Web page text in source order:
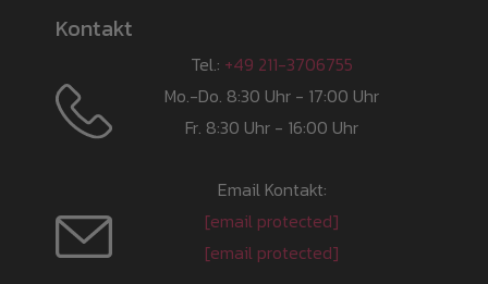
Kontakt
Tel.: +49 211-3706755
Mo.-Do. 8:30 Uhr - 17:00 Uhr
Fr. 8:30 Uhr - 16:00 Uhr
Email Kontakt:
[email protected]
[email protected]